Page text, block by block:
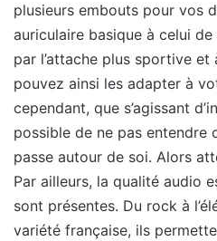
plusieurs embouts pour vos
auriculaire basique à celui
par l’attache plus sportive
pouvez ainsi les adapter à
cependant, que s’agissant
possible de ne pas entendre
passe autour de soi. Alors
Par ailleurs, la qualité audio
sont présentes. Du rock à
variété française, ils